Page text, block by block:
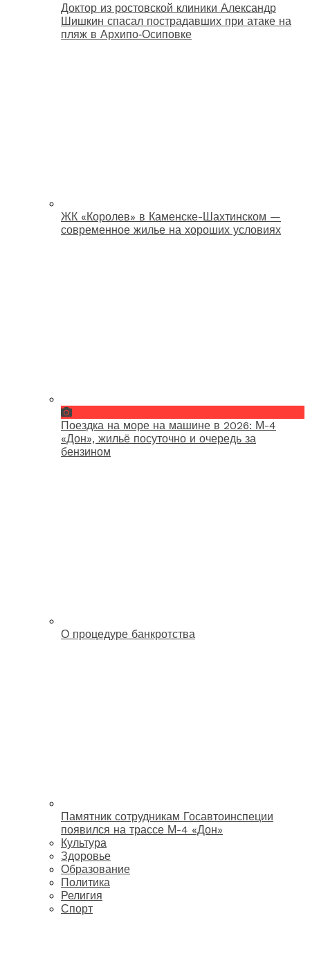
Доктор из ростовской клиники Александр
Шишкин спасал пострадавших при атаке на
пляж в Архипо‑Осиповке
ЖК «Королев» в Каменске-Шахтинском —
современное жилье на хороших условиях
Поездка на море на машине в 2026: М-4
«Дон», жильё посуточно и очередь за
бензином
О процедуре банкротства
Памятник сотрудникам Госавтоинспеции
появился на трассе М-4 «Дон»
Культура
Здоровье
Образование
Политика
Религия
Спорт